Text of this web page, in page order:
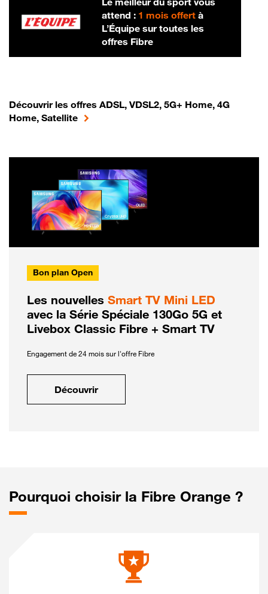
attend : 1 mois offertà
L’Équipe sur toutes les
offres Fibre
Découvrir les offres ADSL, VDSL2, 5G+ Home, 4G
Home, Satellite
Bon plan Open
Les nouvelles Smart TV Mini LED
avec la Série Spéciale 130Go 5G et
Livebox Classic Fibre + Smart TV
Engagement de 24 mois sur l'offre Fibre
Découvrir
Pourquoi choisir la Fibre Orange ?